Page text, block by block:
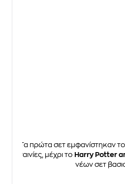
Τα πρώτα σετ εμφανίστηκαν το
ταινίες, μέχρι το Harry Potter
νέων σετ